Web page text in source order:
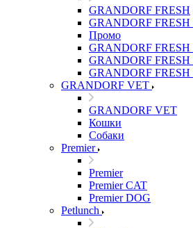
GRANDORF FRESH
GRANDORF
Промо
GRANDORF FRESH
GRANDORF
GRANDORF FRESH
GRANDORF VET
GRANDORF VET
Кошки
Собаки
Premier
Premier
Premier CAT
Premier DOG
Petlunch